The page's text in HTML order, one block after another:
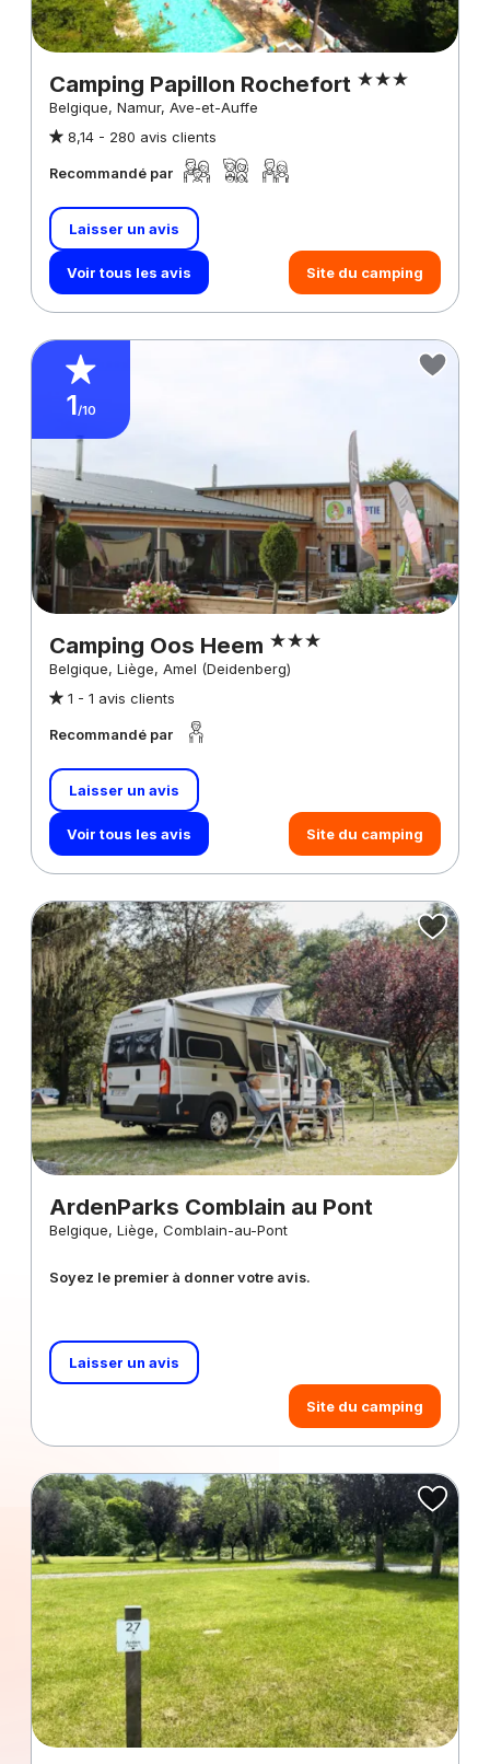
Camping Papillon Rochefort
Belgique, Namur, Ave-et-Auffe
8,14 - 280 avis clients
Recommandé par
Laisser un avis
Voir tous les avis Site du camping
1/10
Camping Oos Heem
Belgique, Liège, Amel (Deidenberg)
1 - 1 avis clients
Recommandé par
Laisser un avis
Voir tous les avis Site du camping
ArdenParks Comblain au Pont
Belgique, Liège, Comblain-au-Pont
Soyez le premier à donner votre avis.
Laisser un avis
Site du camping